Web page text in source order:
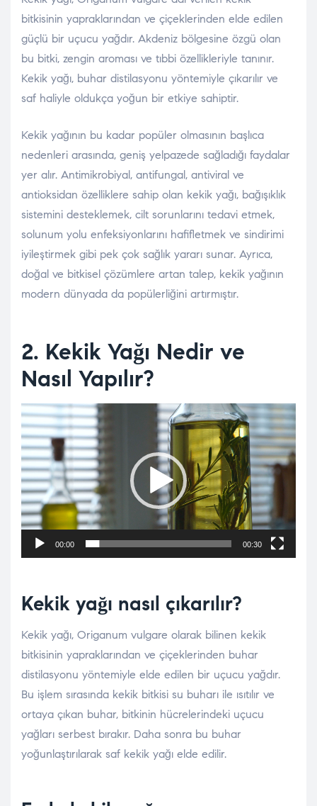
bitkisinin yapraklarından ve çiçeklerinden elde edilen
güçlü bir uçucu yağdır. Akdeniz bölgesine özgü olan
bu bitki, zengin aroması ve tıbbi özellikleriyle tanınır.
Kekik yağı, buhar distilasyonu yöntemiyle çıkarılır ve
saf haliyle oldukça yoğun bir etkiye sahiptir.
Kekik yağının bu kadar popüler olmasının başlıca
nedenleri arasında, geniş yelpazede sağladığı faydalar
yer alır. Antimikrobiyal, antifungal, antiviral ve
antioksidan özelliklere sahip olan kekik yağı, bağışıklık
sistemini desteklemek, cilt sorunlarını tedavi etmek,
solunum yolu enfeksiyonlarını hafifletmek ve sindirimi
iyileştirmek gibi pek çok sağlık yararı sunar. Ayrıca,
doğal ve bitkisel çözümlere artan talep, kekik yağının
modern dünyada da popülerliğini artırmıştır.
2. Kekik Yağı Nedir ve
Nasıl Yapılır?
Video
oynatıcı
00:00 00:30
Kekik yağı nasıl çıkarılır?
Kekik yağı, Origanum vulgare olarak bilinen kekik
bitkisinin yapraklarından ve çiçeklerinden buhar
distilasyonu yöntemiyle elde edilen bir uçucu yağdır.
Bu işlem sırasında kekik bitkisi su buharı ile ısıtılır ve
ortaya çıkan buhar, bitkinin hücrelerindeki uçucu
yağları serbest bırakır. Daha sonra bu buhar
yoğunlaştırılarak saf kekik yağı elde edilir.